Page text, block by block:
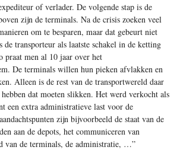
of verlader. De volgende stap is de
zijn de terminals. Na de crisis zoeken veel
om te besparen, maar dat gebeurt niet
de transporteur als laatste schakel in de ketting
praat men al 10 jaar over het
De terminals willen hun pieken afvlakken en
Alleen is de rest van de transportwereld daar
dat moeten slikken. Het werd verkocht als
een extra administratieve last voor de
zijn bijvoorbeeld de staat van de
aan de depots, het communiceren van
van de terminals, de administratie, …”